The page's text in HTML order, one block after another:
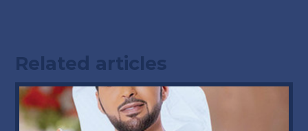
Related articles